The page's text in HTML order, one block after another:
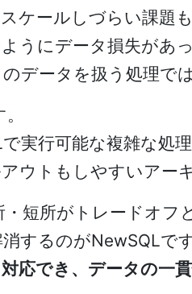
ケールしづらい課題も
うにデータ損失があ
データを扱う処理で
実行可能な複雑な処
ウトもしやすいアー
短所がトレードオフ
するのがNewSQLです
応でき、データの一